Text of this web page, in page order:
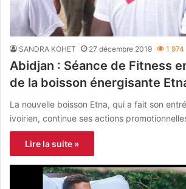
SANDRA KOHET 27 décembre 2019 1 974
Abidjan : Séance de Fitness
de la boisson énergisante
La nouvelle boisson Etna, qui a fait son
ivoirien, continue ses actions
Lire la suite »